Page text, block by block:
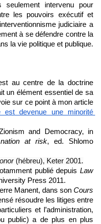
intervenu pour
les pouvoirs exécutif et
judiciaire a
à se défendre contre la
la vie politique et publique.
au centre de la doctrine
un élément essentiel de sa
sur ce point à mon article
est devenue une minorité
at risk, ed. Shlomo
(hébreu), Keter 2001.
publié depuis Law
Press 2011.
Manent, dans son Cours
résoudre les litiges entre
et l’administration,
public) a de plus en plus